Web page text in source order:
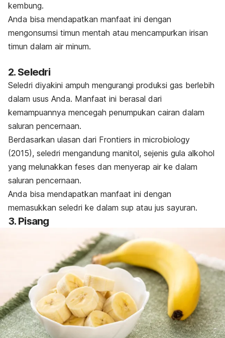
kembung.
Anda bisa mendapatkan manfaat ini dengan
mengonsumsi timun mentah atau mencampurkan irisan
timun dalam air minum.
2. Seledri
Seledri diyakini ampuh mengurangi produksi gas berlebih
dalam usus Anda. Manfaat ini berasal dari
kemampuannya mencegah penumpukan cairan dalam
saluran pencernaan.
Berdasarkan ulasan dari Frontiers in microbiology
(2015), seledri mengandung manitol, sejenis gula alkohol
yang melunakkan feses dan menyerap air ke dalam
saluran pencernaan.
Anda bisa mendapatkan manfaat ini dengan
memasukkan seledri ke dalam sup atau jus sayuran.
3. Pisang